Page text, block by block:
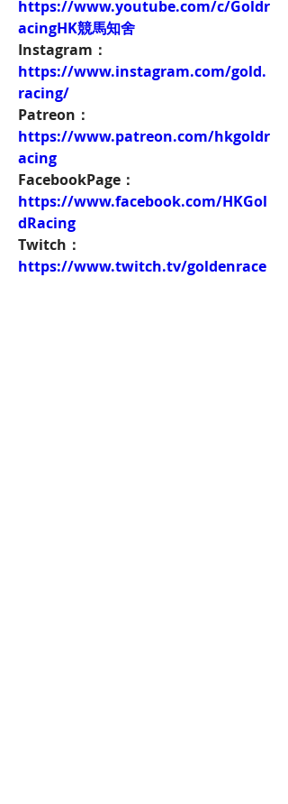
https://www.youtube.com/c/Goldr
acingHK競馬知舍
Instagram：
https://www.instagram.com/gold.
racing/
Patreon：
https://www.patreon.com/hkgoldr
acing
FacebookPage：
https://www.facebook.com/HKGol
dRacing
Twitch：
https://www.twitch.tv/goldenrace